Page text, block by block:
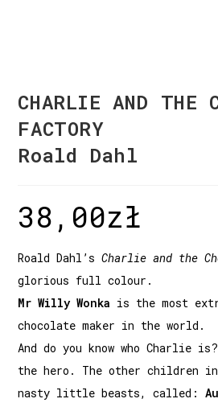
CHARLIE AND THE
FACTORY
Roald Dahl
38,00zł
Roald Dahl’sCharlie and the
glorious full colour.
Mr Willy Wonka is the most
chocolate maker in the world.
And do you know who Charlie is?
the hero. The other children
nasty little beasts, called: